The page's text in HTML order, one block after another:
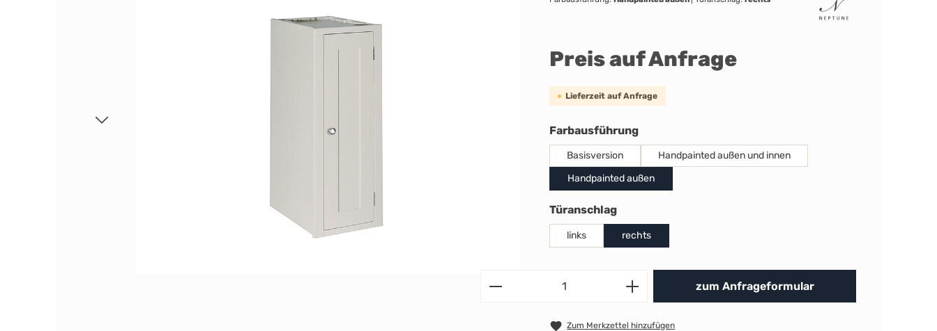
Preis auf Anfrage
Lieferzeit auf Anfrage
Farbausführungauswählen
Basisversion
Handpainted außen und innen
Handpainted außen
Türanschlagauswählen
links rechts
Produkt Anzahl: Gib den
zum Anfrageformular
Zum Merkzettel hinzufügen